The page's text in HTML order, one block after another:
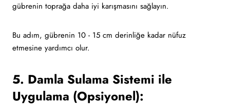
gübrenin toprağa daha iyi karışmasını sağlayın.
Bu adım, gübrenin 10 - 15 cm derinliğe kadar nüfuz
etmesine yardımcı olur.
5. Damla Sulama Sistemi ile
Uygulama (Opsiyonel):